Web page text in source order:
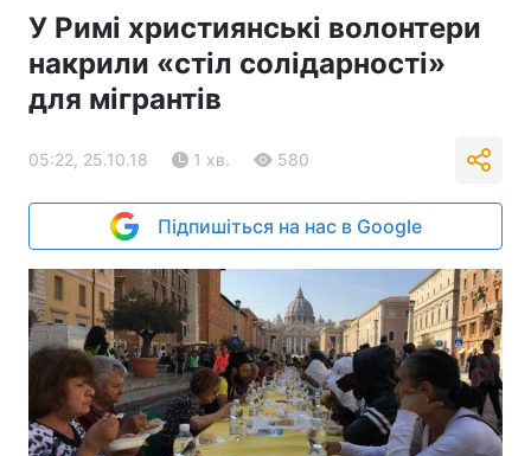
У Римі християнські волонтери
накрили «стіл солідарності»
для мігрантів
05:22, 25.10.18 1 хв. 580
Підпишіться на нас в Google